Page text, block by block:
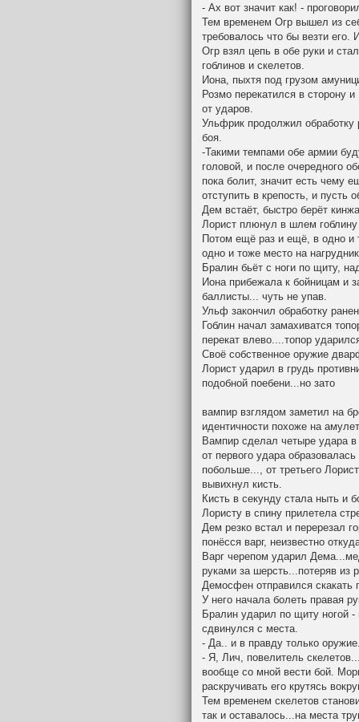
- Ах вот значит как! -
Тем временем Огр вышел из
требовалось что бы везти его.
Огр взял цепь в обе руки и
гоблинов и скелетов.
Иона, пыхтя под грузом
Розмо перекатился в сторону
от ударов.
Ульфрик продолжил обработку
боя.
-Такими темпами обе армии
головой, и после очередного
пока болит, значит есть чему
отступить в крепость, и пусть
Дем встаёт, быстро берёт
Лорист плюнул в шлем
Потом ещё раз и ещё, в одно и
одно и тоже место на
Бралин бьёт с ноги по щиту,
Иона прибежала к бойницам и
баллисты... чуть не упав.
Ульф закончил обработку
Гоблин начал замахиватся
перекат влево....топор
Своё собственное оружие
Лорист ударил в грудь
подобной поебени...но зато
вампир взглядом заметил на
идентичности похоже на
Вампир сделал четыре удара
от первого удара
побольше..., от третьего
вывихнул кисть.
Кисть в секунду стала ныть и
Лористу в спину прилетела
Дем резко встал и перерезал
понёсся варг, неизвестно
Варг черепом ударил
руками за шерсть...потеряв из
Демосфен отправился
У него начала болеть правая
Бралин ударил по щиту ногой
сдвинулся с места.
- Да.. и в правду только
- Я, Лич, повелитель
вообще со мной вести бой.
раскручивать его крутясь
Тем временем скелетов
так и оставалось...на места